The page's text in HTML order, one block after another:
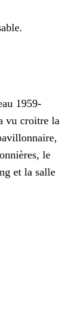
1959-
vu croitre la
le
et la salle